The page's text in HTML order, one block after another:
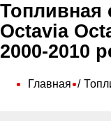
Топливная
Octavia
2000-2010
Главная